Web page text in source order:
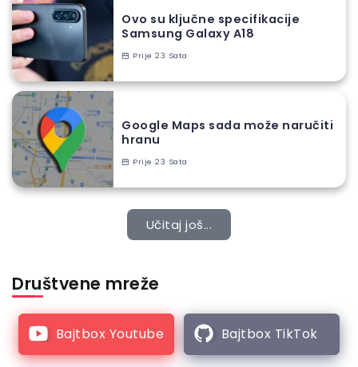
Ovo su ključne specifikacije
Samsung Galaxy A18
Prije 23 Sata
Google Maps sada može naručiti
hranu
Prije 23 Sata
Učitaj još...
Društvene mreže
Bajtbox Youtube Bajtbox TikTok